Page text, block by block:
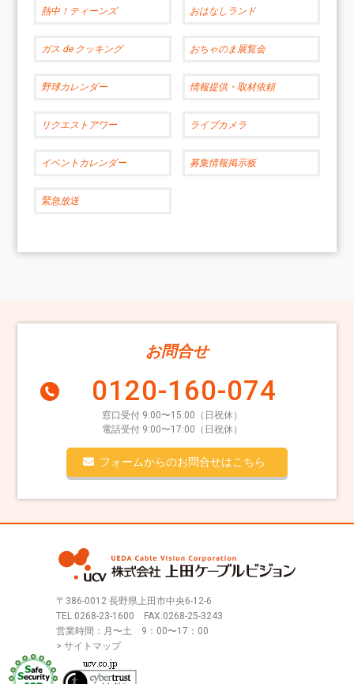
熱中！ティーンズ おはなしランド
ガス de クッキング おちゃのま展覧会
野球カレンダー 情報提供・取材依頼
リクエストアワー ライブカメラ
イベントカレンダー 募集情報掲示板
緊急放送
お問合せ
0120-160-074
窓口受付 9:00〜15:00（日祝休）
電話受付 9:00〜17:00（日祝休）
フォームからのお問合せはこちら
〒386-0012 長野県上田市中央6-12-6
TEL.0268-23-1600 FAX.0268-25-3243
営業時間：月〜土 9：00〜17：00
> サイトマップ